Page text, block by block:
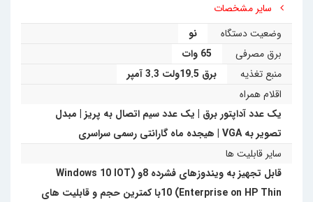
سایر مشخصات
وضعیت دستگاه
نو
برق مصرفی
65 وات
منبع تغذیه
برق 19.5ولت 3.3 آمپر
اقلام همراه
یک عدد آداپتور برق | یک عدد سیم اتصال به پریز | مبدل
تصویر به VGA | هیجده ماه گارانتی رسمی سراسری
سایر قابلیت ها
قابل تجهیز به ویندوزهای فشرده 8و (Windows 10 IOT
Enterprise on HP Thin) 10با کمترین حجم و قابلیت های